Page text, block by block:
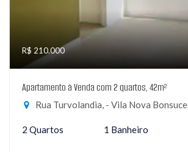
R$ 210.000
Apartamento à Venda com 2 quartos, 42m²
Rua Turvolandia, - Vila Nova
2 Quartos 1 Banheiro